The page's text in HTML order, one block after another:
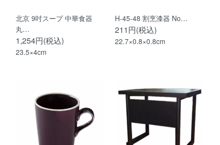
北京 9吋スープ 中華食器
丸…
1,254円(税込)
23.5×4cm
H-45-48 割烹漆器 No…
211円(税込)
22.7×0.8×0.8cm